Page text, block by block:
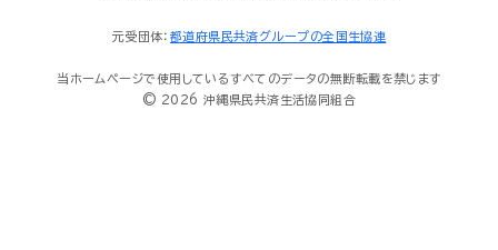
元受団体： 都道府県民共済グループの全国生協連
当ホームページで使用しているすべてのデータの無断転載を禁じます
© 2026 沖縄県民共済生活協同組合